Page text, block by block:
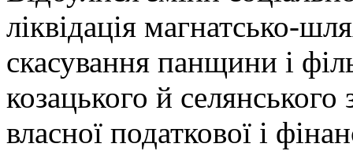
ліквідація магнатсько-
скасування панщини і
козацького й
власної податкової і